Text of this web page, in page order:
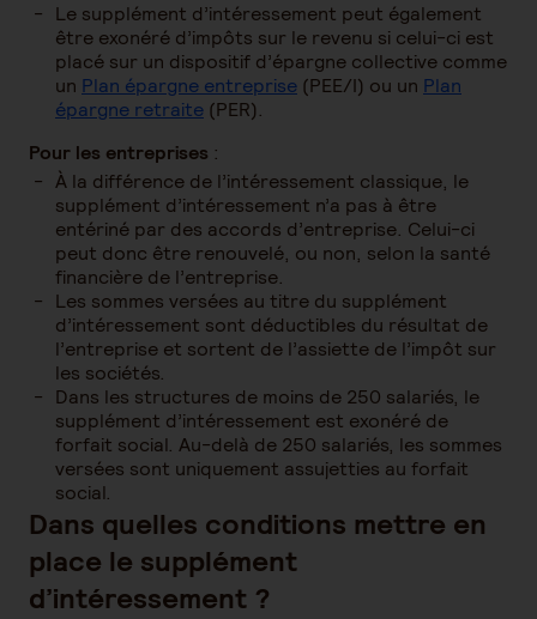
Le supplément d’intéressement peut également
être exonéré d’impôts sur le revenu si celui-ci est
placé sur un dispositif d’épargne collective comme
un Plan épargne entreprise (PEE/I) ou un Plan
épargne retraite (PER).
Pour les entreprises :
À la différence de l’intéressement classique, le
supplément d’intéressement n’a pas à être
entériné par des accords d’entreprise. Celui-ci
peut donc être renouvelé, ou non, selon la santé
financière de l’entreprise.
Les sommes versées au titre du supplément
d’intéressement sont déductibles du résultat de
l’entreprise et sortent de l’assiette de l’impôt sur
les sociétés.
Dans les structures de moins de 250 salariés, le
supplément d’intéressement est exonéré de
forfait social. Au-delà de 250 salariés, les sommes
versées sont uniquement assujetties au forfait
social.
Dans quelles conditions mettre en
place le supplément
d’intéressement ?